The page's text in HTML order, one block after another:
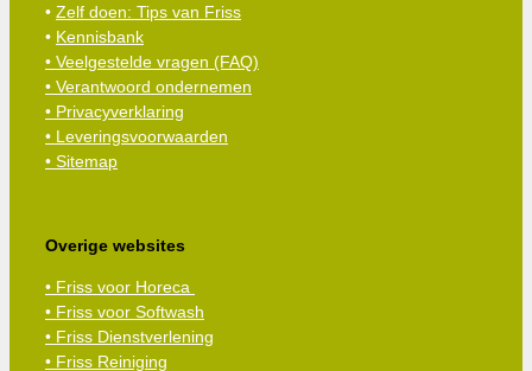
• Zelf doen: Tips van Friss
• Kennisbank
• Veelgestelde vragen (FAQ)
• Verantwoord ondernemen
• Privacyverklaring
• Leveringsvoorwaarden
• Sitemap
Overige websites
• Friss voor Horeca
• Friss voor Softwash
• Friss Dienstverlening
• Friss Reiniging